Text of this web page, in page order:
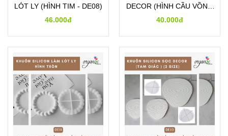
LÓT LY (HÌNH TIM - DE08)
46.000đ
DECOR (HÌNH CẦU VỒNG
- DE09)
40.000đ